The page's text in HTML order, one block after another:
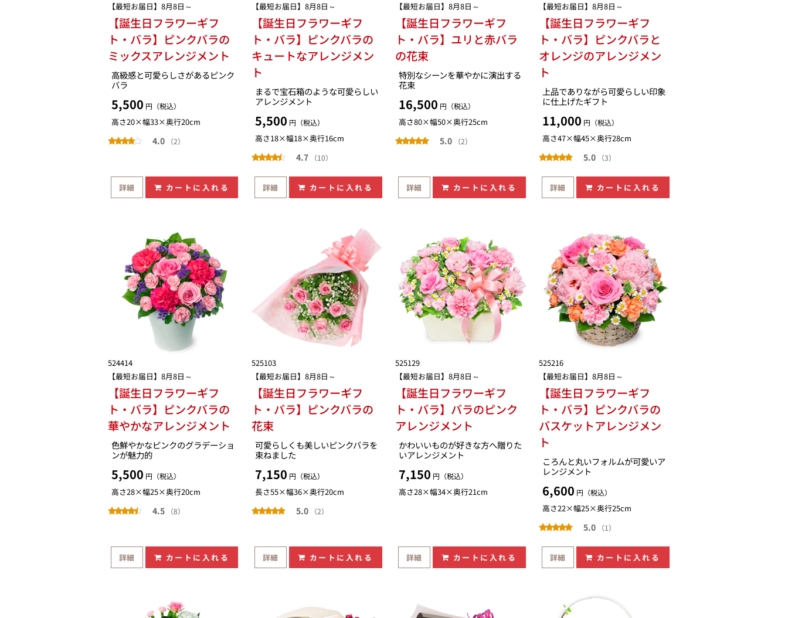
【最短お届日】8月8日～
【誕生日フラワーギフ
ト・バラ】ピンクバラの
ミックスアレンジメント
高級感と可愛らしさがあるピンク
バラ
5,500 円（税込）
高さ20×幅33×奥行20cm
4.0 （2）
詳細 カートに入れる
【最短お届日】8月8日～
【誕生日フラワーギフ
ト・バラ】ピンクバラの
キュートなアレンジメン
ト
まるで宝石箱のような可愛らしい
アレンジメント
5,500 円（税込）
高さ18×幅18×奥行16cm
4.7 （10）
詳細 カートに入れる
【最短お届日】8月8日～
【誕生日フラワーギフ
ト・バラ】ユリと赤バラ
の花束
特別なシーンを華やかに演出する
花束
16,500 円（税込）
高さ80×幅50×奥行25cm
5.0 （2）
詳細 カートに入れる
【最短お届日】8月8日～
【誕生日フラワーギフ
ト・バラ】ピンクバラと
オレンジのアレンジメン
ト
上品でありながら可愛らしい印象
に仕上げたギフト
11,000 円（税込）
高さ47×幅45×奥行28cm
5.0 （3）
詳細 カートに入れる
524414
【最短お届日】8月8日～
【誕生日フラワーギフ
ト・バラ】ピンクバラの
華やかなアレンジメント
色鮮やかなピンクのグラデーショ
ンが魅力的
5,500 円（税込）
高さ28×幅25×奥行20cm
4.5 （8）
詳細 カートに入れる
525103
【最短お届日】8月8日～
【誕生日フラワーギフ
ト・バラ】ピンクバラの
花束
可愛らしくも美しいピンクバラを
束ねました
7,150 円（税込）
長さ55×幅36×奥行20cm
5.0 （2）
詳細 カートに入れる
525129
【最短お届日】8月8日～
【誕生日フラワーギフ
ト・バラ】バラのピンク
アレンジメント
かわいいものが好きな方へ贈りた
いアレンジメント
7,150 円（税込）
高さ28×幅34×奥行21cm
詳細 カートに入れる
525216
【最短お届日】8月8日～
【誕生日フラワーギフ
ト・バラ】ピンクバラの
バスケットアレンジメン
ト
ころんと丸いフォルムが可愛いア
レンジメント
6,600 円（税込）
高さ22×幅25×奥行25cm
5.0 （1）
詳細 カートに入れる